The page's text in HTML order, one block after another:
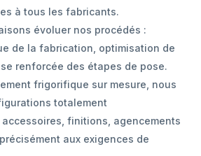
à tous les fabricants.
évoluer nos procédés :
de la fabrication, optimisation de
renforcée des étapes de pose.
frigorifique sur mesure, nous
totalement
finitions, agencements
aux exigences de